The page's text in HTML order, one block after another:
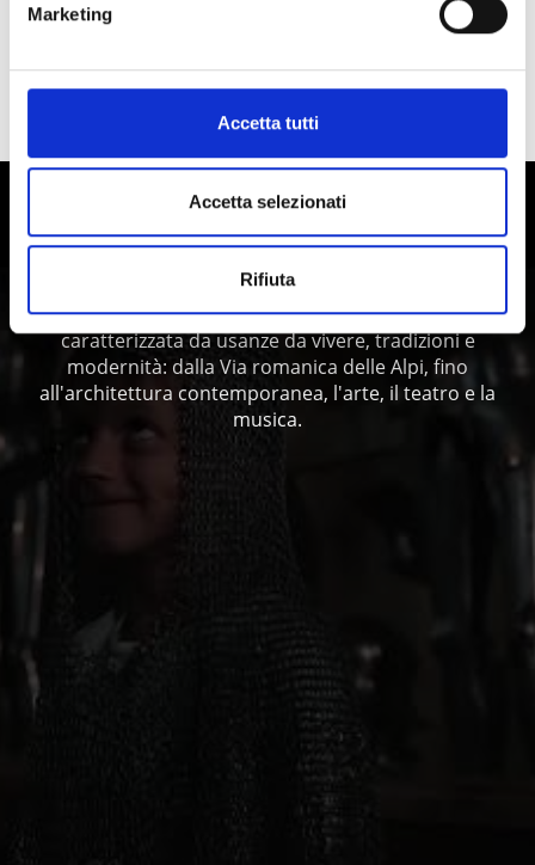
Marketing
Accetta tutti
Accetta selezionati
Rifiuta
IL CONTENUTO VI È STATO UTILE?
Vivere la storia e la cultura in Val
Venosta
La regione culturale della Val Venosta, in Alto Adige, è
caratterizzata da usanze da vivere, tradizioni e
modernità: dalla Via romanica delle Alpi, fino
all'architettura contemporanea, l'arte, il teatro e la
musica.